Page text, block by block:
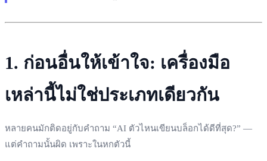
1. ก่อนอื่นให้เข้าใจ: เครื่องมือ
เหล่านี้ไม่ใช่ประเภทเดียวกัน
หลายคนมักติดอยู่กับคำถาม “AI ตัวไหนเขียนบล็อกได้ดีที่สุด?” —
แต่คำถามนั้นผิด เพราะในหกตัวนี้